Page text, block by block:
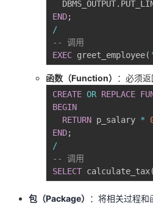
  DBMS_OUTPUT
.
END;
/
-- 调用
EXEC greet_employee(
函数（Function） ：必须返
CREATE OR REPLACE
BEGIN
RETURN p_salary *
END;
/
-- 调用
SELECT calculate_tax(
包（Package） ：将相关过程和